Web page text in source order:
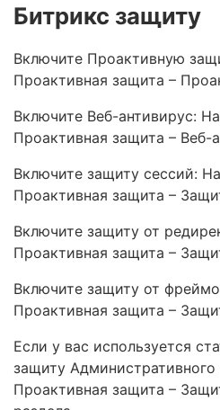
Битрикс защиту
Включите Проактивную
Проактивная защита –
Включите Веб-антивирус:
Проактивная защита – Веб-
Включите защиту сессий:
Проактивная защита –
Включите защиту от
Проактивная защита –
Включите защиту от
Проактивная защита –
Если у вас используется
защиту
Проактивная защита –